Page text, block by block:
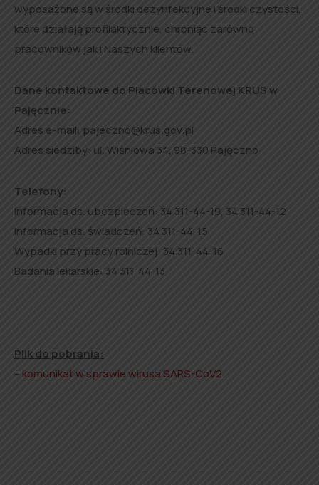
wyposażone są w środki dezynfekcyjne i środki czystości,
które działają profilaktycznie, chroniąc zarówno
pracowników jak i Naszych klientów.
Dane kontaktowe do Placówki Terenowej KRUS w
Pajęcznie:
Adres e-mail: pajeczno@krus.gov.pl
Adres siedziby: ul. Wiśniowa 34, 98-330 Pajęczno
Telefony:
Informacja ds. ubezpieczeń: 34 311-44-19, 34 311-44-12
Informacja ds. świadczeń: 34 311-44-15
Wypadki przy pracy rolniczej: 34 311-44-16
Badania lekarskie: 34 311-44-13
Plik do pobrania:
–komunikat w sprawie wirusa SARS-CoV2.